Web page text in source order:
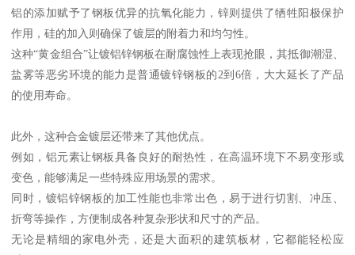
铝的添加赋予了钢板优异的抗氧化能力，锌则提供了牺牲阳极保护
作用，硅的加入则确保了镀层的附着力和均匀性。
这种“黄金组合”让镀铝锌钢板在耐腐蚀性上表现抢眼，其抵御潮湿、
盐雾等恶劣环境的能力是普通镀锌钢板的2到6倍，大大延长了产品
的使用寿命。
此外，这种合金镀层还带来了其他优点。
例如，铝元素让钢板具备良好的耐热性，在高温环境下不易变形或
变色，能够满足一些特殊应用场景的需求。
同时，镀铝锌钢板的加工性能也非常出色，易于进行切割、冲压、
折弯等操作，方便制成各种复杂形状和尺寸的产品。
无论是精细的家电外壳，还是大面积的建筑板材，它都能轻松应